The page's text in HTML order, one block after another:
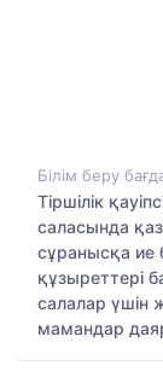
Білім беру
Тіршілік
саласында
сұранысқа ие
құзыреттері
салалар үшін
мамандар